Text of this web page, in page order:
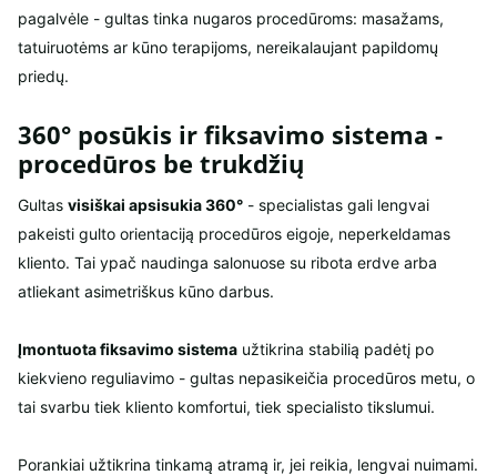
pagalvėle - gultas tinka nugaros procedūroms: masažams,
tatuiruotėms ar kūno terapijoms, nereikalaujant papildomų
priedų.
360° posūkis ir fiksavimo sistema -
procedūros be trukdžių
Gultas visiškai apsisukia 360° - specialistas gali lengvai
pakeisti gulto orientaciją procedūros eigoje, neperkeldamas
kliento. Tai ypač naudinga salonuose su ribota erdve arba
atliekant asimetriškus kūno darbus.
Įmontuota fiksavimo sistema užtikrina stabilią padėtį po
kiekvieno reguliavimo - gultas nepasikeičia procedūros metu, o
tai svarbu tiek kliento komfortui, tiek specialisto tikslumui.
Porankiai užtikrina tinkamą atramą ir, jei reikia, lengvai nuimami.